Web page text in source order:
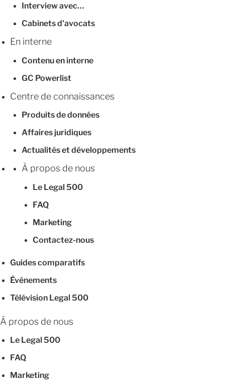
Interview avec…
Cabinets d'avocats
En interne
Contenu en interne
GC Powerlist
Centre de connaissances
Produits de données
Affaires juridiques
Actualités et développements
À propos de nous
Le Legal 500
FAQ
Marketing
Contactez-nous
Guides comparatifs
Événements
Télévision Legal 500
À propos de nous
Le Legal 500
FAQ
Marketing